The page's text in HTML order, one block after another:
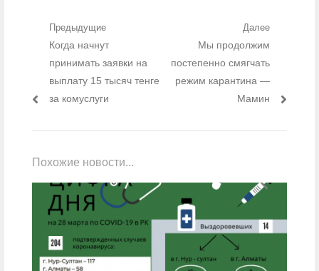
Навигация по записям
Предыдущие
Предыдущий пост:
Когда начнут
принимать заявки на
выплату 15 тысяч тенге
за комуслуги
Далее
Следующий пост:
Мы продолжим
постепенно смягчать
режим карантина —
Мамин
Похожие новости...